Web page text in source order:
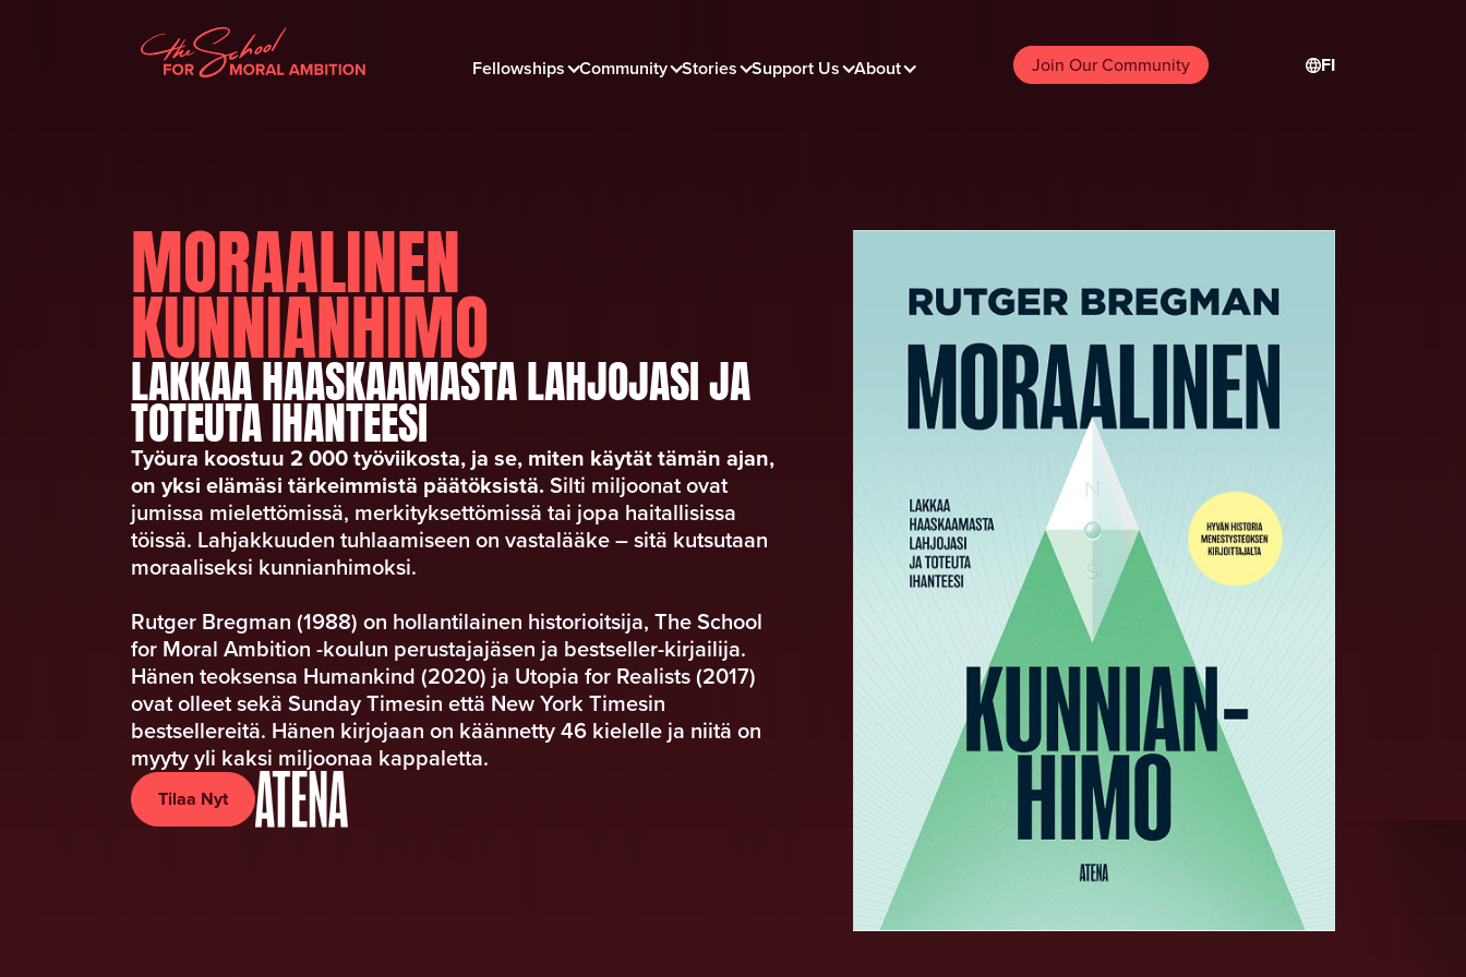
Fellowships Community Stories Support Us About Join Our Community FI
MORAALINEN
KUNNIANHIMO
LAKKAA HAASKAAMASTA LAHJOJASI JA
TOTEUTA IHANTEESI
Työura koostuu 2 000 työviikosta, ja se, miten käytät tämän ajan,
on yksi elämäsi tärkeimmistä päätöksistä. Silti miljoonat ovat
jumissa mielettömissä, merkityksettömissä tai jopa haitallisissa
töissä. Lahjakkuuden tuhlaamiseen on vastalääke – sitä kutsutaan
moraaliseksi kunnianhimoksi.
Rutger Bregman (1988) on hollantilainen historioitsija, The School
for Moral Ambition -koulun perustajajäsen ja bestseller-kirjailija.
Hänen teoksensa Humankind (2020) ja Utopia for Realists (2017)
ovat olleet sekä Sunday Timesin että New York Timesin
bestsellereitä. Hänen kirjojaan on käännetty 46 kielelle ja niitä on
myyty yli kaksi miljoonaa kappaletta.
Tilaa Nyt